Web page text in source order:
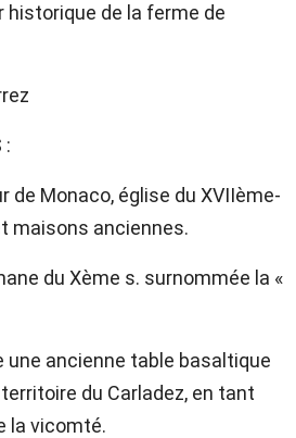
historique de la ferme de
:
de Monaco, église du XVIIème-
maisons anciennes.
du Xème s. surnommée la «
une ancienne table basaltique
du Carladez, en tant
la vicomté.